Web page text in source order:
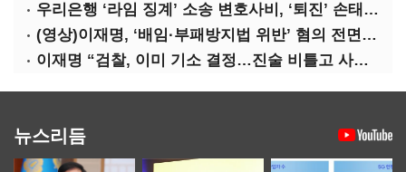
우리은행 ‘라임 징계’ 소송 변호사비, ‘퇴진’ 손태승 회장 개인이 납부하나
(영상)이재명, ‘배임·부패방지법 위반’ 혐의 전면 반박(종합)
이재명 “검찰, 이미 기소 결정…진술 비틀고 사건 조작에 악용”
뉴스리듬